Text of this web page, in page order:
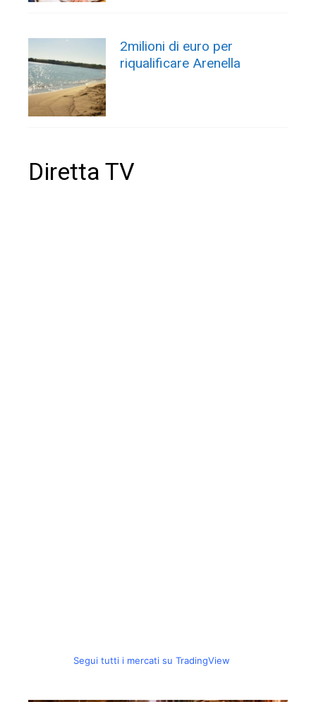
2milioni di euro per
riqualificare Arenella
Diretta TV
Segui tutti i mercati su TradingView